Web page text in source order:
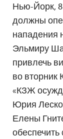
Нью-Йорк,
должны
нападения
Эльмиру
привлечь
во вторник
«КЗЖ
Юрия
Елены